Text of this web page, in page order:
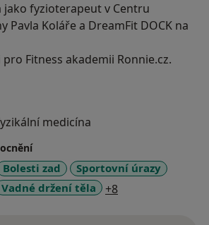
fyzioterapeut v Centru
Pavla Koláře a DreamFit DOCK na
Fitness akademii Ronnie.cz.
medicína
Bolesti zad
Sportovní úrazy
Vadné držení těla +8